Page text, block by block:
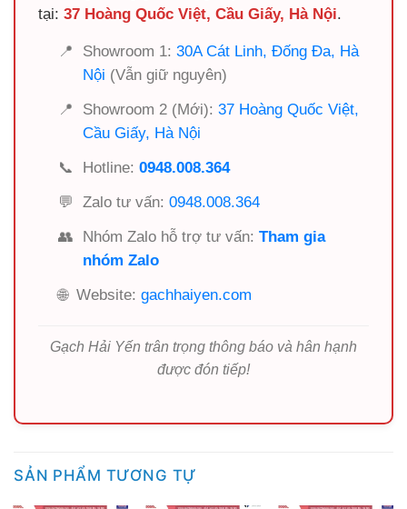
tại: 37 Hoàng Quốc Việt, Cầu Giấy, Hà Nội.
📍 Showroom 1: 30A Cát Linh, Đống Đa, Hà
Nội (Vẫn giữ nguyên)
📍
Showroom 2 (Mới): 37 Hoàng Quốc Việt,
Cầu Giấy, Hà Nội
📞
Hotline: 0948.008.364
💬
Zalo tư vấn: 0948.008.364
👥
Nhóm Zalo hỗ trợ tư vấn: Tham gia
nhóm Zalo
🌐 Website: gachhaiyen.com
Gạch Hải Yến trân trọng thông báo và hân hạnh
được đón tiếp!
SẢN PHẨM TƯƠNG TỰ